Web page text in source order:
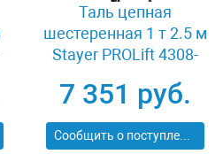
Таль цепная
шестеренная 1 т 2.5 м
Stayer PROLift 4308-
7 351 руб.
Сообщить о поступлении